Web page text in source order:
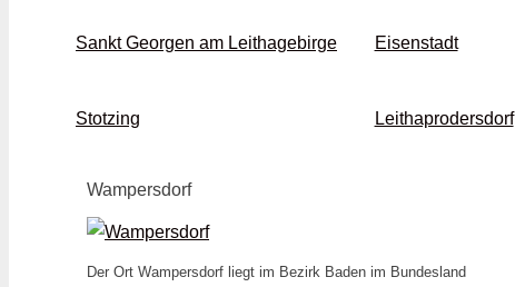
Sankt Georgen am Leithagebirge Eisenstadt
Stotzing Leithaprodersdorf
Wampersdorf
Der Ort Wampersdorf liegt im Bezirk Baden im Bundesland